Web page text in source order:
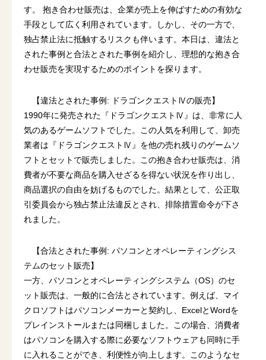
す。 抱き合わせ販売は、企業が売上を伸ばすための有効な
手段として広く利用されています。しかし、その一方で、
独占禁止法に抵触するリスクも伴います。本日は、違法と
された事例と合法とされた事例を紹介し、理想的な抱き合
わせ販売を実現するためのポイントを探ります。
【違法とされた事例: ドラゴンクエストⅣの販売】
1990年に発売された『ドラゴンクエストⅣ』は、非常に人
気のあるゲームソフトでした。この人気を利用して、卸売
業者は『ドラゴンクエストⅣ』を他の売れ残りのゲームソ
フトとセットで販売しました。この抱き合わせ販売は、消
費者が不要な商品を購入せざるを得ない状況を作り出し、
商品選択の自由を妨げるものでした。結果として、公正取
引委員会から独占禁止法違反とされ、排除措置命令が下さ
れました。
【合法とされた事例: パソコンとオペレーティングシス
テムのセット販売】
一方、パソコンとオペレーティングシステム（OS）のセ
ット販売は、一般的に合法とされています。例えば、マイ
クロソフトはパソコンメーカーと契約し、ExcelとWordを
プレインストールまたは同梱しました。この場合、消費者
はパソコンを購入する際に必要なソフトウェアも同時に手
に入れることができ、利便性が向上します。このようなセ